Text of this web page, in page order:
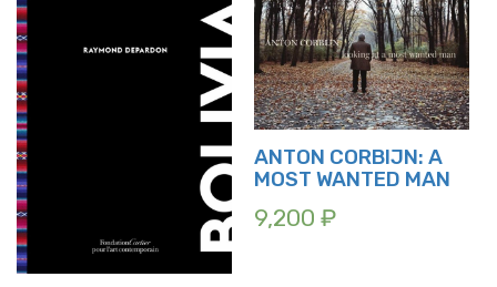
ANTON CORBIJN: A
MOST WANTED MAN
9,200 ₽